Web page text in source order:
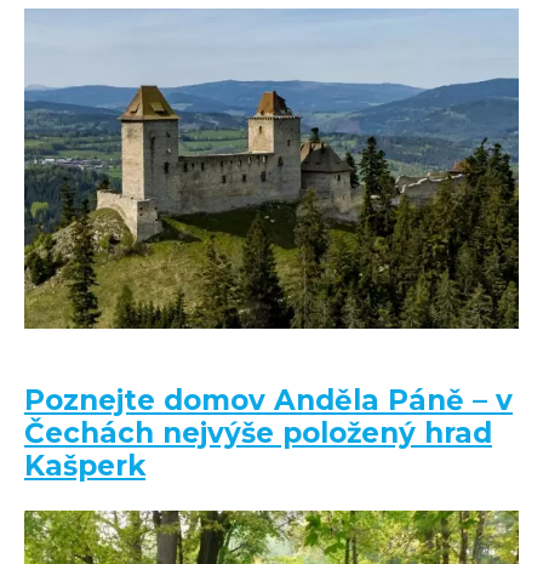
Poznejte domov Anděla Páně – v
Čechách nejvýše položený hrad
Kašperk